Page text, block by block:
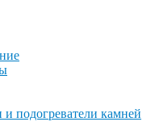
подогреватели камней